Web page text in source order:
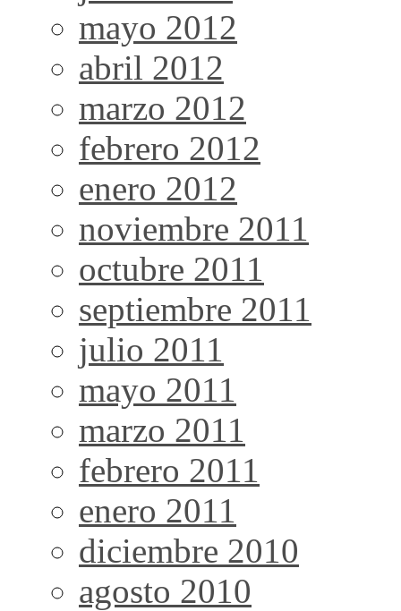
mayo 2012
abril 2012
marzo 2012
febrero 2012
enero 2012
noviembre 2011
octubre 2011
septiembre 2011
julio 2011
mayo 2011
marzo 2011
febrero 2011
enero 2011
diciembre 2010
agosto 2010